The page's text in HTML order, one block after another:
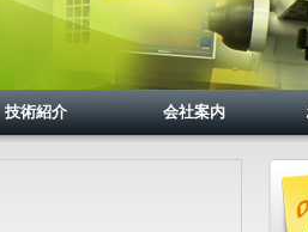
技術紹介 会社案内